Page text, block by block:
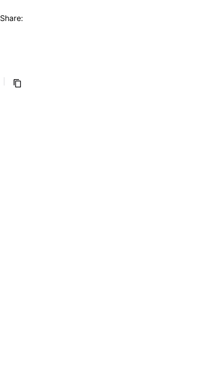
Share: